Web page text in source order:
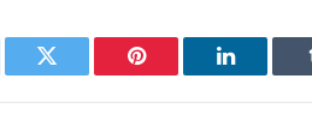
Twitter Pinterest LinkedIn